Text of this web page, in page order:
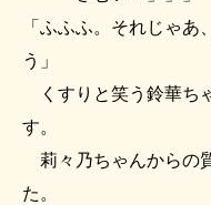
「ふふふ。それじゃあ
う」
くすりと笑う鈴華ち
す。
莉々乃ちゃんからの
た。